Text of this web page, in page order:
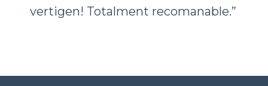
vertigen! Totalment recomanable.”